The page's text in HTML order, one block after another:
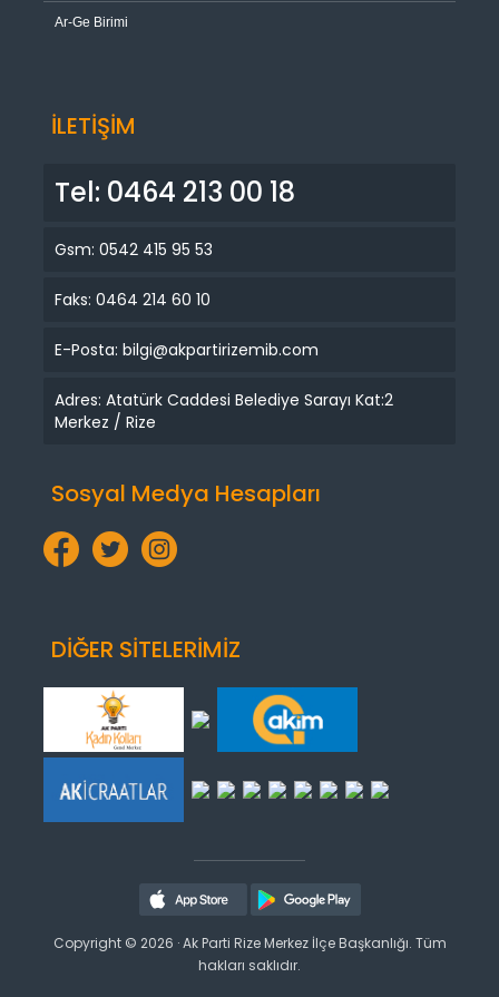
Ar-Ge Birimi
İLETİŞİM
Tel: 0464 213 00 18
Gsm: 0542 415 95 53
Faks: 0464 214 60 10
E-Posta: bilgi@akpartirizemib.com
Adres: Atatürk Caddesi Belediye Sarayı Kat:2
Merkez / Rize
Sosyal Medya Hesapları
DİĞER SİTELERİMİZ
Copyright © 2026 · Ak Parti Rize Merkez İlçe Başkanlığı. Tüm
hakları saklıdır.